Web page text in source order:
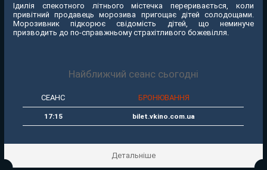
Ідилія спекотного літнього містечка переривається, коли
привітний продавець морозива пригощає дітей солодощами.
Морозивник підкорює свідомість дітей, що неминуче
призводить до по-справжньому страхітливого божевілля.
Найближчий сеанс сьогодні
СЕАНС БРОНЮВАННЯ
17:15 bilet.vkino.com.ua
Детальніше